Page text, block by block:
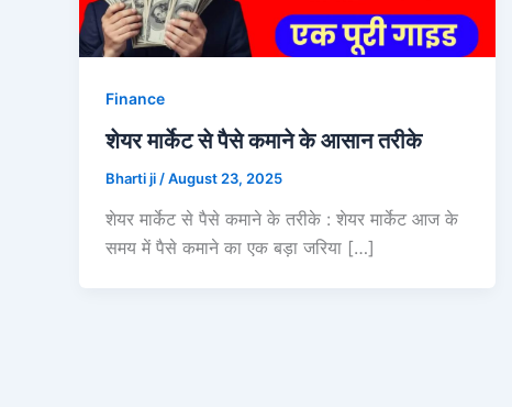
Finance
शेयर मार्केट से पैसे कमाने के आसान तरीके
Bharti ji /August 23, 2025
शेयर मार्केट से पैसे कमाने के तरीके : शेयर मार्केट आज के
समय में पैसे कमाने का एक बड़ा जरिया […]